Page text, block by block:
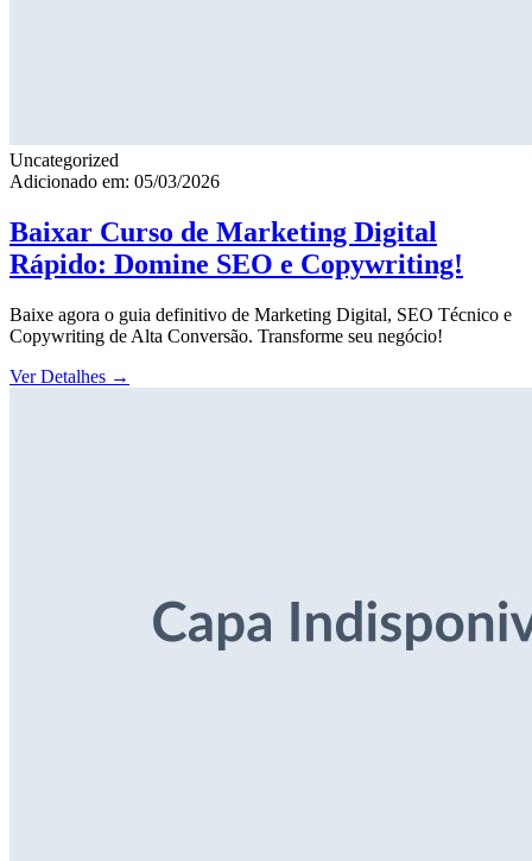
Uncategorized
Adicionado em: 05/03/2026
Baixar Curso de Marketing Digital
Rápido: Domine SEO e Copywriting!
Baixe agora o guia definitivo de Marketing Digital, SEO Técnico e
Copywriting de Alta Conversão. Transforme seu negócio!
Ver Detalhes →